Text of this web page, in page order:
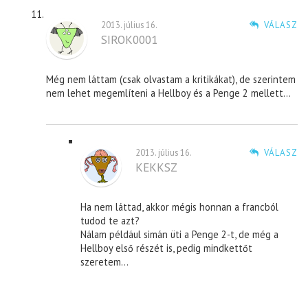
VÁLASZ
2013. július 16.
SIROK0001
Még nem láttam (csak olvastam a kritikákat), de szerintem
nem lehet megemlíteni a Hellboy és a Penge 2 mellett…
VÁLASZ
2013. július 16.
KEKKSZ
Ha nem láttad, akkor mégis honnan a francból
tudod te azt?
Nálam például simán üti a Penge 2-t, de még a
Hellboy első részét is, pedig mindkettőt
szeretem…